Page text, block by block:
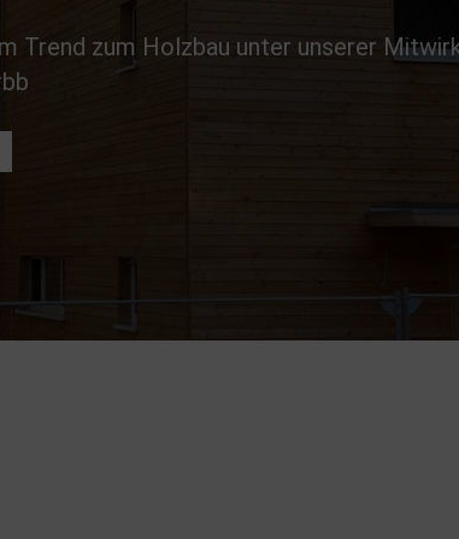
Trend zum Holzbau unter unserer